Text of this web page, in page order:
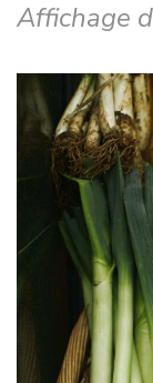
Affichage